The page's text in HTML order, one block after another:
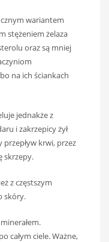
wariantem
stężeniem żelaza
oraz są mniej
na ich ściankach
jednakże z
i zakrzepicy żył
krwi, przez
skrzepy.
z częstszym
skóry.
całym ciele. Ważne,